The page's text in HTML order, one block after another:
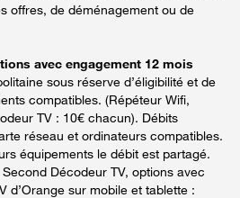
offres, de déménagement ou de
avec engagement 12 mois
sous réserve d’éligibilité et de
compatibles. (Répéteur Wifi,
TV : 10€ chacun). Débits
réseau et ordinateurs compatibles.
équipements le débit est partagé.
Décodeur TV, options avec
d’Orange sur mobile et tablette :